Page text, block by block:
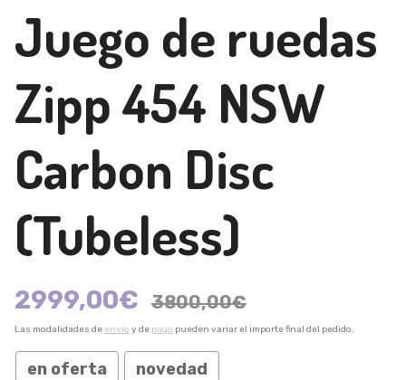
Juego de ruedas
Zipp 454 NSW
Carbon Disc
(Tubeless)
2999,00€ 3800,00€
Las modalidades de envío y de pago pueden variar el importe final del pedido.
en oferta novedad